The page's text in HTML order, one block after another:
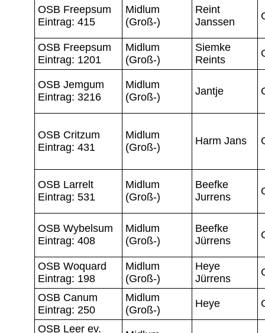
OSB Freepsum
Eintrag: 415
Midlum
(Groß-)
Reint
Janssen
OSB Freepsum
Eintrag: 1201
Midlum
(Groß-)
Siemke
Reints
OSB Jemgum
Eintrag: 3216
Midlum
(Groß-)
Jantje
OSB Critzum
Eintrag: 431
Midlum
(Groß-)
Harm Jans
OSB Larrelt
Eintrag: 531
Midlum
(Groß-)
Beefke
Jurrens
OSB Wybelsum
Eintrag: 408
Midlum
(Groß-)
Beefke
Jürrens
OSB Woquard
Eintrag: 198
Midlum
(Groß-)
Heye
Jürrens
OSB Canum
Eintrag: 250
Midlum
(Groß-)
Heye
OSB Leer ev.